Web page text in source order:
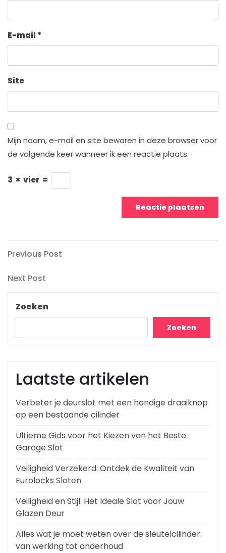
E-mail *
Site
Mijn naam, e-mail en site bewaren in deze browser voor
de volgende keer wanneer ik een reactie plaats.
3 × vier =
Berichtnavigatie
Previous
Previous Post
Next
Next Post
Zoeken
Zoeken
Laatste artikelen
Verbeter je deurslot met een handige draaiknop
op een bestaande cilinder
Ultieme Gids voor het Kiezen van het Beste
Garage Slot
Veiligheid Verzekerd: Ontdek de Kwaliteit van
Eurolocks Sloten
Veiligheid en Stijl: Het Ideale Slot voor Jouw
Glazen Deur
Alles wat je moet weten over de sleutelcilinder:
van werking tot onderhoud